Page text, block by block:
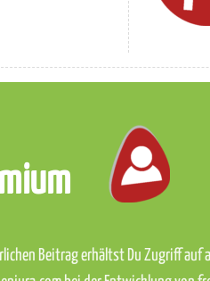
Beitrag erhältst Du Zugriff auf